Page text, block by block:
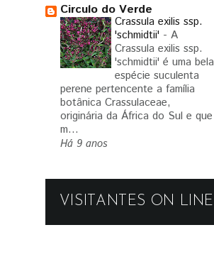
Circulo do Verde
Crassula exilis ssp.
'schmidtii' - A
Crassula exilis ssp.
'schmidtii' é uma bela
espécie suculenta
perene pertencente a família
botânica Crassulaceae,
originária da África do Sul e que
m...
Há 9 anos
VISITANTES ON LINE